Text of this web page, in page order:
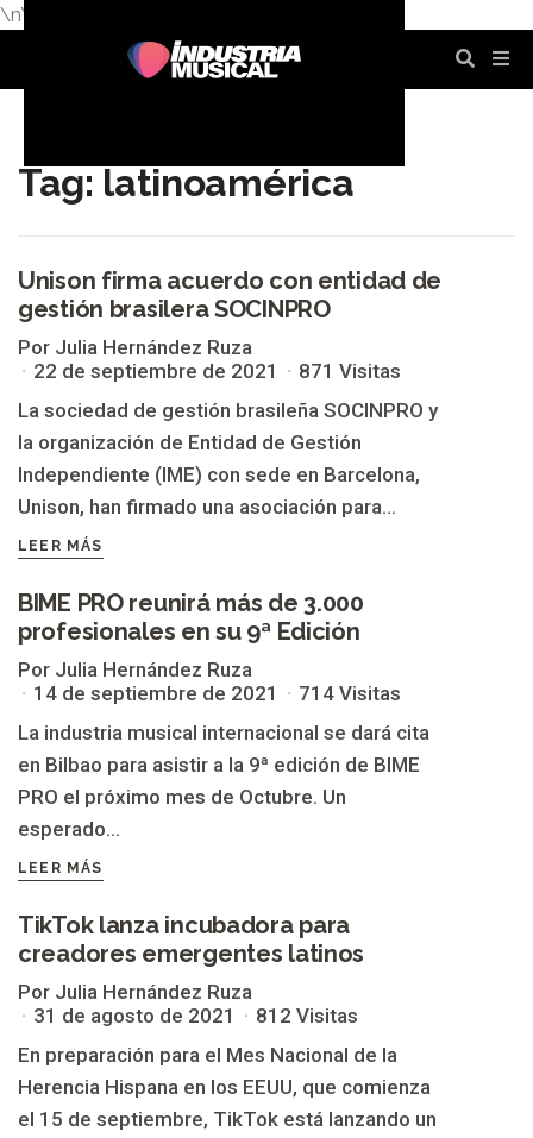
\n\n
Tag: latinoamérica
Unison firma acuerdo con entidad de
gestión brasilera SOCINPRO
Por Julia Hernández Ruza
22 de septiembre de 2021
871 Visitas
La sociedad de gestión brasileña SOCINPRO y
la organización de Entidad de Gestión
Independiente (IME) con sede en Barcelona,
Unison, han firmado una asociación para...
LEER MÁS
BIME PRO reunirá más de 3.000
profesionales en su 9ª Edición
Por Julia Hernández Ruza
14 de septiembre de 2021
714 Visitas
La industria musical internacional se dará cita
en Bilbao para asistir a la 9ª edición de BIME
PRO el próximo mes de Octubre. Un
esperado...
LEER MÁS
TikTok lanza incubadora para
creadores emergentes latinos
Por Julia Hernández Ruza
31 de agosto de 2021
812 Visitas
En preparación para el Mes Nacional de la
Herencia Hispana en los EEUU, que comienza
el 15 de septiembre, TikTok está lanzando un